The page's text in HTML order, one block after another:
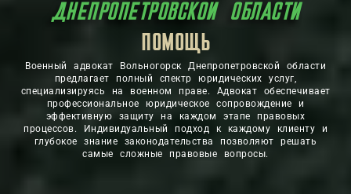
ДНЕПРОПЕТРОВСКОЙ ОБЛАСТИ
ЗАЩИТА
ПОМОЩЬ
Военный адвокат Вольногорск Днепропетровской области
предлагает полный спектр юридических услуг,
специализируясь на военном праве. Адвокат обеспечивает
профессиональное юридическое сопровождение и
эффективную защиту на каждом этапе правовых
процессов. Индивидуальный подход к каждому клиенту и
глубокое знание законодательства позволяют решать
самые сложные правовые вопросы.